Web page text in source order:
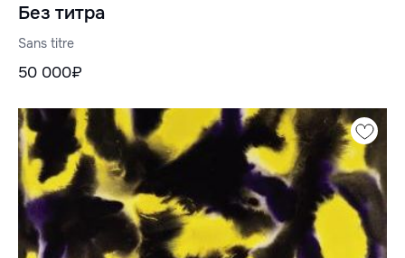
Без титра
Sans titre
50 000₽